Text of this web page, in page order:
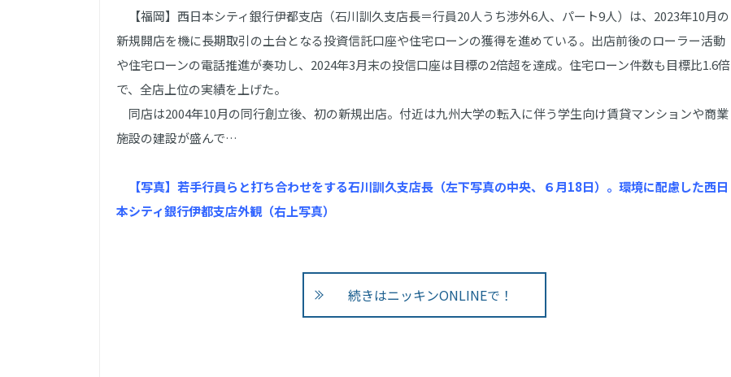
【福岡】西日本シティ銀行伊都支店（石川訓久支店長＝行員20人うち渉外6人、パート9人）は、2023年10月の
新規開店を機に長期取引の土台となる投資信託口座や住宅ローンの獲得を進めている。出店前後のローラー活動
や住宅ローンの電話推進が奏功し、2024年3月末の投信口座は目標の2倍超を達成。住宅ローン件数も目標比1.6倍
で、全店上位の実績を上げた。
同店は2004年10月の同行創立後、初の新規出店。付近は九州大学の転入に伴う学生向け賃貸マンションや商業
施設の建設が盛んで…
【写真】若手行員らと打ち合わせをする石川訓久支店長（左下写真の中央、６月18日）。環境に配慮した西日
本シティ銀行伊都支店外観（右上写真）
続きはニッキンONLINEで！